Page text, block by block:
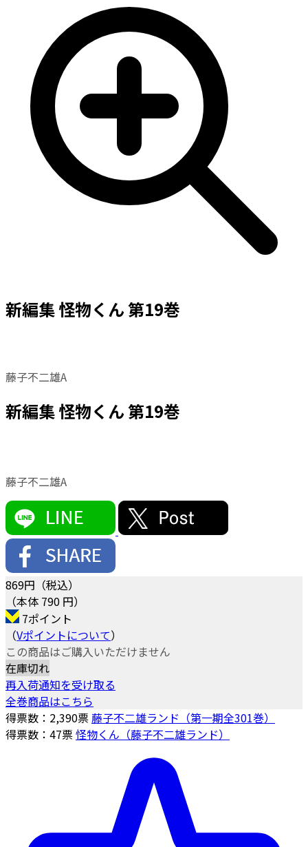
新編集 怪物くん 第19巻
藤子不二雄A
新編集 怪物くん 第19巻
藤子不二雄A
869円（税込）
（本体 790 円）
7ポイント
（Vポイントについて）
この商品はご購入いただけません
在庫切れ
再入荷通知を受け取る
全巻商品はこちら
得票数： 2,390票藤子不二雄ランド（第一期全301巻）
得票数： 47票怪物くん（藤子不二雄ランド）